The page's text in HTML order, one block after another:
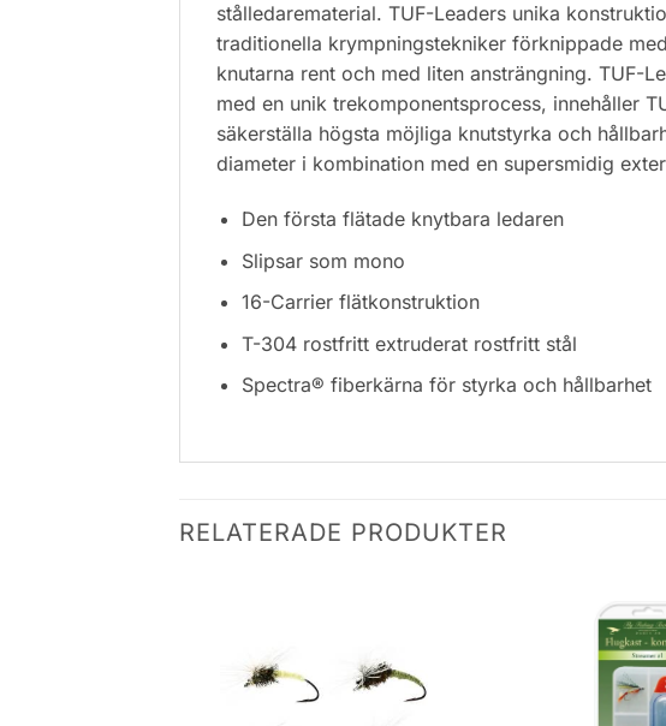
stålledarematerial. TUF-Leaders unika
traditionella krympningstekniker förknippade
knutarna rent och med liten ansträngning. TUF-
med en unik trekomponentsprocess, innehåller
säkerställa högsta möjliga knutstyrka och
diameter i kombination med en supersmidig
Den första flätade knytbara ledaren
Slipsar som mono
16-Carrier flätkonstruktion
T-304 rostfritt extruderat rostfritt stål
Spectra® fiberkärna för styrka och hållbarhet
RELATERADE PRODUKTER